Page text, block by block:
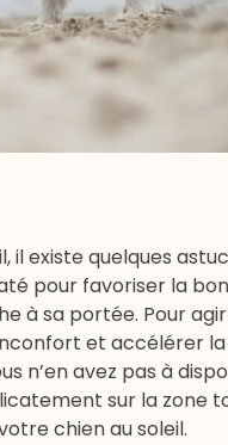
existe quelques
pour favoriser la
à sa portée. Pour
et accélérer
n’en avez pas à
sur la zone
chien au soleil.